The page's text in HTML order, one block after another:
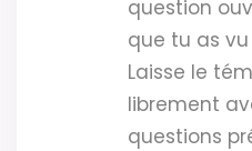
question
que tu as
Laisse le
librement
questions